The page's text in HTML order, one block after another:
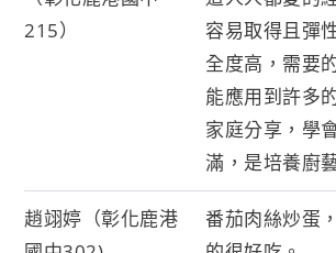
215）
容易取得且彈
全度高，需要
能應用到許多
家庭分享，學
滿，是培養廚
趙翊婷（彰化鹿港
番茄肉絲炒蛋